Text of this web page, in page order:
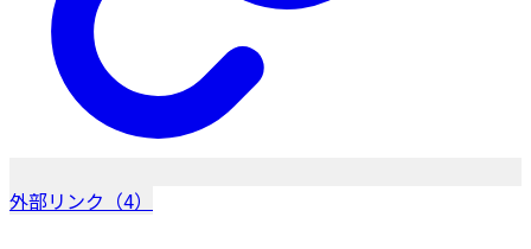
外部リンク（4）